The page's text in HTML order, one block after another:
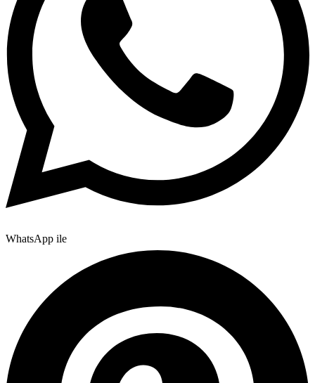
WhatsApp ile